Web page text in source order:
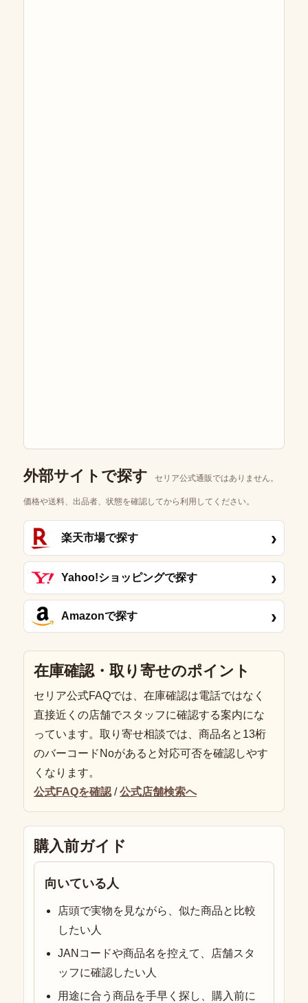
外部サイトで探す セリア公式通販ではありません。
価格や送料、出品者、状態を確認してから利用してください。
楽天市場で探す ›
Yahoo!ショッピングで探す ›
Amazonで探す ›
在庫確認・取り寄せのポイント
セリア公式FAQでは、在庫確認は電話ではなく
直接近くの店舗でスタッフに確認する案内にな
っています。取り寄せ相談では、商品名と13桁
のバーコードNoがあると対応可否を確認しやす
くなります。
公式FAQを確認 /公式店舗検索へ
購入前ガイド
向いている人
店頭で実物を見ながら、似た商品と比較
したい人
JANコードや商品名を控えて、店舗スタ
ッフに確認したい人
用途に合う商品を手早く探し、購入前に